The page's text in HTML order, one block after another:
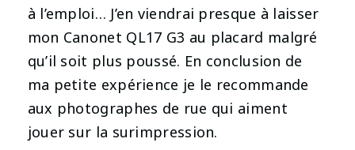
à l’emploi… J’en viendrai presque à laisser
mon Canonet QL17 G3 au placard malgré
qu’il soit plus poussé. En conclusion de
ma petite expérience je le recommande
aux photographes de rue qui aiment
jouer sur la surimpression.